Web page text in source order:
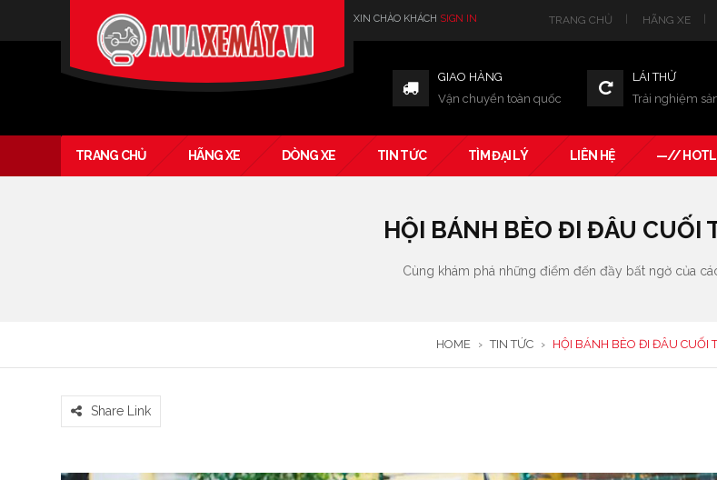
VeradoXIN CHÀO KHÁCH SIGN IN TRANG CHỦ HÃNG XE
GIAO HÀNG
Vận chuyển toàn quốc
LÁI THỬ
Trải nghiệm
TRANG CHỦ HÃNG XE DÒNG XE TIN TỨC TÌM ĐẠI LÝ LIÊN HỆ —//
HỘI BÁNH BÈO ĐI ĐÂU CUỐI
Cùng khám phá những điểm đến đầy bất ngờ của
HOME › TIN TỨC › HỘI BÁNH BÈO ĐI ĐÂU CUỐI
Share Link